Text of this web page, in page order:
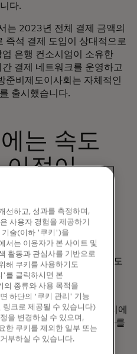
다.
는 2023년 전체 결제 금액의
석 결제 도입이 상대적으로
은행 컨소시엄이 소유한
결제 네트워크를 운영하고
비제도이사회는 자체적인
출시했습니다.
는 속도
이점이
이점은 코로나19 초기에
시행되면서 더욱
이 문을 닫고 사람들이
원을 받는 재난 구호에서도
거의 중요하지 않다고
통한 즉각적인 결제는 처리에
의 현금 및 유동성 최적화를
확한 재정 상황을
선하고, 성과를 측정하며,
사용자 경험을 제공하기
기술(이하 '쿠키')을
서는 이용자가 본 사이트 및
활동과 관심사를 기반으로
해 쿠키를 사용하기도
'를 클릭하시면 본
의 종류와 사용 목적을
하단의 '쿠키 관리' 기능
링크로 제공될 수 있습니다)
을 변경하실 수 있으며,
한 쿠키를 제외한 일부 또는
부하실 수 있습니다.